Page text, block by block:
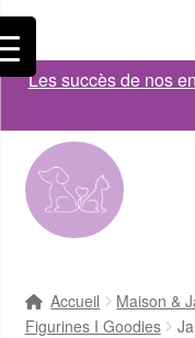
Les succès de nos
Accueil Maison &
Figurines I Goodies